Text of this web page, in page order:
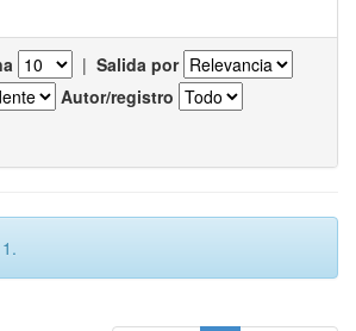
| Salida por
Autor/registro